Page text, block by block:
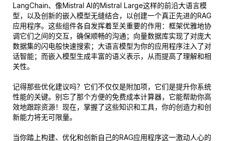
LangChain、像Mistral AI的Mistral Large这样的前沿大语言模
型，以及创新的嵌入模型无缝结合，以创建一个真正先进的RAG
应用程序。这些组件各自发挥着至关重要的作用：框架优雅地协
调它们之间的交互，确保顺畅的沟通；向量数据库实现了对庞大
数据集的闪电般快速搜索；大语言模型为你的应用程序注入了对
话智能；而嵌入模型生成丰富的语义表示，从而提高了理解和相
关性。
记得那些优化建议吗？它们不仅仅是附加项，它们是提升你系统
性能的关键。别忘了那个方便的免费成本计算器，它能帮助你高
效地跟踪资源！现在，掌握了这些知识和工具，你的创造力和创
新能力将无可限量。
当你踏上构建、优化和创新自己的RAG应用程序这一激动人心的